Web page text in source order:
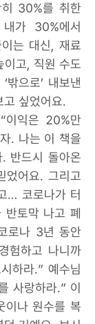
30%를 취한
가 30%에서
는 대신, 재료
이고, 직원 수도
으로’ 내보낸
싶었어요.
이익은 20%만
. 나는 이 책을
반드시 돌아온
었어요. 그리고
… 코로나가 터
토막 나고 폐
로나 3년 동안
험하고 나니까
하라.” 예수님
사랑하라.” 이
이나 원수를 복